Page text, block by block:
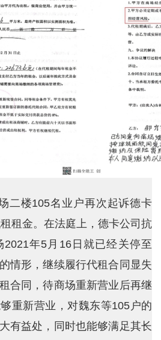
二楼105名业户再次起诉德卡
租金。在法庭上，德卡公司抗
年5月16日就已经关停至
情形，继续履行代租合同显失
合同，待商场重新营业后再继
重新营业，对魏东等105户的
有益处，同时也能够满足其长